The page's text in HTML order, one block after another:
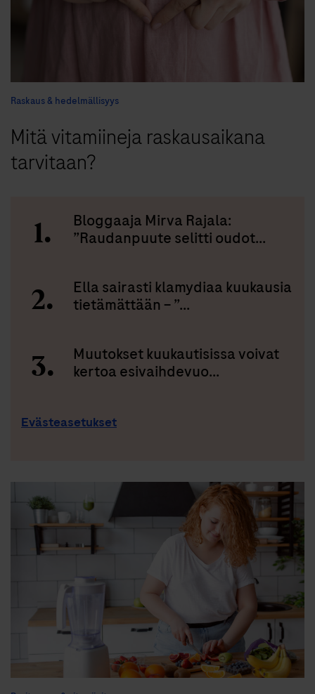
Raskaus & hedelmällisyys
Mitä vitamiineja raskausaikana
tarvitaan?
Bloggaaja Mirva Rajala:
”Raudanpuute selitti oudot...
Ella sairasti klamydiaa kuukausia
tietämättään – ”...
Muutokset kuukautisissa voivat
kertoa esivaihdevuo...
Evästeasetukset